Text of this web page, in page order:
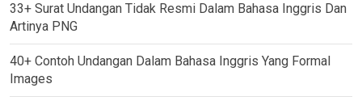
33+ Surat Undangan Tidak Resmi Dalam Bahasa Inggris Dan
Artinya PNG
40+ Contoh Undangan Dalam Bahasa Inggris Yang Formal
Images